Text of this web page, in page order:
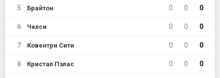
5 Брайтон 0 0 0
6 Челси 0 0 0
7 Ковентри Сити 0 0 0
8 Кристал Пэлас 0 0 0